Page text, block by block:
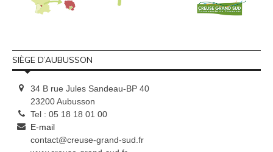
SIÈGE D’AUBUSSON
34 B rue Jules Sandeau-BP 40
23200 Aubusson
Tel : 05 18 18 01 00
E-mail
contact@creuse-grand-sud.fr